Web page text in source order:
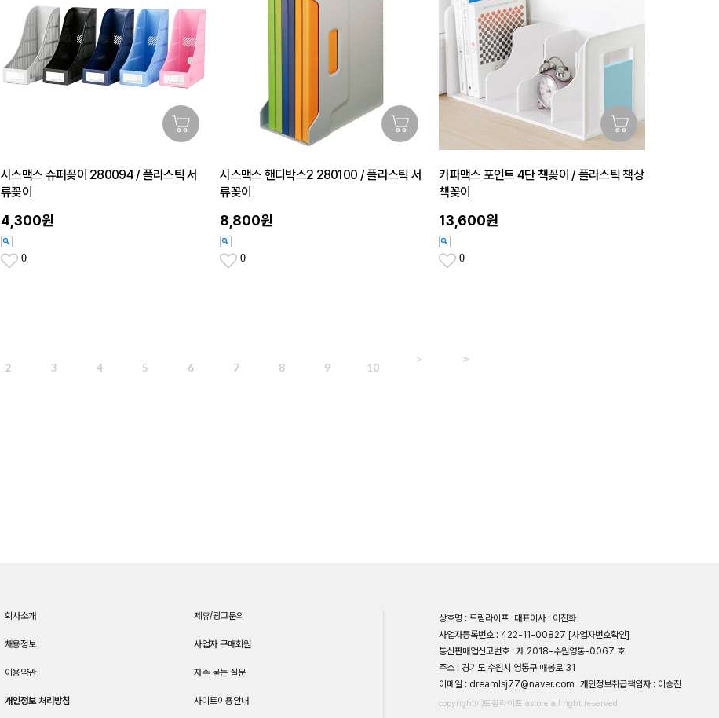
시스맥스 슈퍼꽂이 280094 / 플라스틱 서
류꽂이
4,300원
0
시스맥스 핸디박스2 280100 / 플라스틱 서
류꽂이
8,800원
0
카파맥스 포인트 4단 책꽂이 / 플라스틱 책상
책꽂이
13,600원
0
2 3 4 5 6 7 8 9 10
> >>
회사소개 제휴/광고문의
채용정보 사업자 구매회원
이용약관 자주 묻는 질문
개인정보 처리방침 사이트이용안내
상호명 : 드림라이프 대표이사 : 이진화
사업자등록번호 : 422-11-00827 [사업자번호확인]
통신판매업신고번호 : 제 2018-수원영통-0067 호
주소 : 경기도 수원시 영통구 매봉로 31
이메일 : dreamlsj77@naver.com 개인정보취급책임자 : 이승진
copyright⒞드림라이프 astore all right reserved